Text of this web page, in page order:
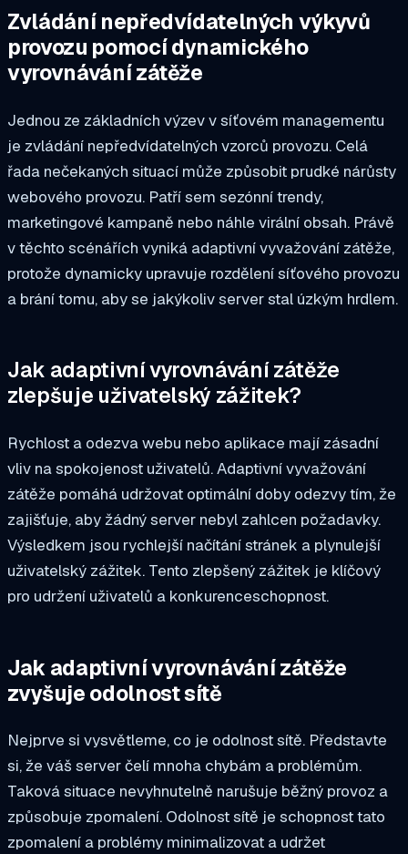
Zvládání nepředvídatelných výkyvů
provozu pomocí dynamického
vyrovnávání zátěže
Jednou ze základních výzev v síťovém managementu
je zvládání nepředvídatelných vzorců provozu. Celá
řada nečekaných situací může způsobit prudké nárůsty
webového provozu. Patří sem sezónní trendy,
marketingové kampaně nebo náhle virální obsah. Právě
v těchto scénářích vyniká adaptivní vyvažování zátěže,
protože dynamicky upravuje rozdělení síťového provozu
a brání tomu, aby se jakýkoliv server stal úzkým hrdlem.
Jak adaptivní vyrovnávání zátěže
zlepšuje uživatelský zážitek?
Rychlost a odezva webu nebo aplikace mají zásadní
vliv na spokojenost uživatelů. Adaptivní vyvažování
zátěže pomáhá udržovat optimální doby odezvy tím, že
zajišťuje, aby žádný server nebyl zahlcen požadavky.
Výsledkem jsou rychlejší načítání stránek a plynulejší
uživatelský zážitek. Tento zlepšený zážitek je klíčový
pro udržení uživatelů a konkurenceschopnost.
Jak adaptivní vyrovnávání zátěže
zvyšuje odolnost sítě
Nejprve si vysvětleme, co je odolnost sítě. Představte
si, že váš server čelí mnoha chybám a problémům.
Taková situace nevyhnutelně narušuje běžný provoz a
způsobuje zpomalení. Odolnost sítě je schopnost tato
zpomalení a problémy minimalizovat a udržet